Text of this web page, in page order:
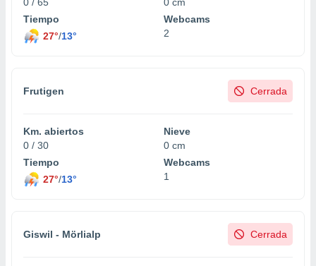
Tiempo
27°/13°
Webcams
2
Frutigen Cerrada
Km. abiertos
0 / 30
Nieve
0 cm
Tiempo
27°/13°
Webcams
1
Giswil - Mörlialp Cerrada